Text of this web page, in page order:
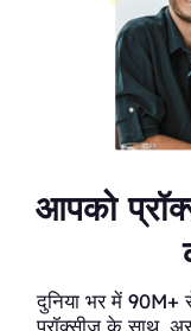
आपको
दुनिया भर में